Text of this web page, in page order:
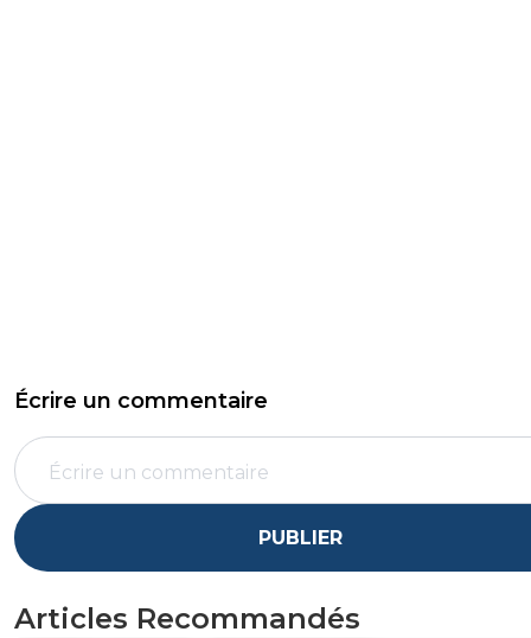
Écrire un commentaire
PUBLIER
Articles Recommandés